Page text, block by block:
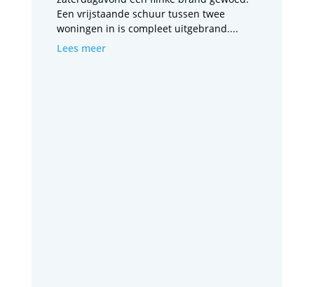
Een vrijstaande schuur tussen twee
woningen in is compleet uitgebrand....
Lees meer